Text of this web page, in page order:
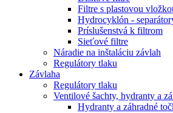
Filtre s plastovou
Hydrocyklón -
Príslušenstvá k filtrom
Sieťové filtre
Náradie na inštaláciu závlah
Regulátory tlaku
Závlaha
Regulátory tlaku
Ventilové šachty, hydranty a
Hydranty a záhradné